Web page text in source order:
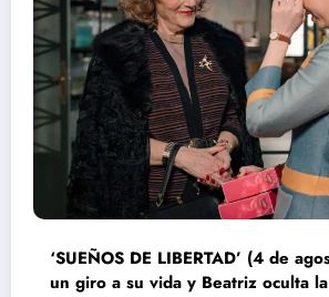
‘SUEÑOS DE LIBERTAD’ (4 de
un giro a su vida y Beatriz oculta